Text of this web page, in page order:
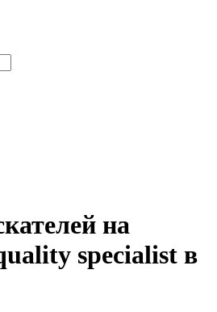
на
specialist в